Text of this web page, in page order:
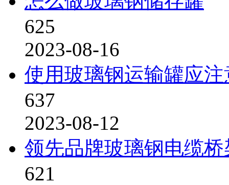
625
2023-08-16
使用玻璃钢运输罐应
637
2023-08-12
领先品牌玻璃钢电缆桥
621